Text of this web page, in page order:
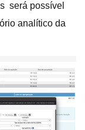
será possível
analítico da